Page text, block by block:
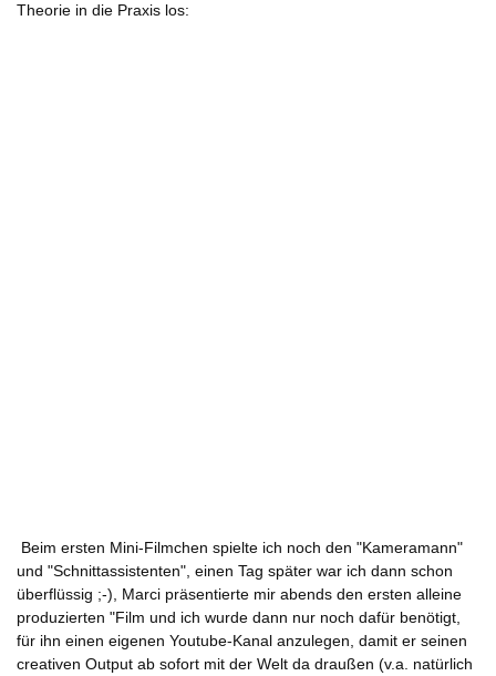
Theorie in die Praxis los:
Beim ersten Mini-Filmchen spielte ich noch den "Kameramann"
und "Schnittassistenten", einen Tag später war ich dann schon
überflüssig ;-), Marci präsentierte mir abends den ersten alleine
produzierten "Film und ich wurde dann nur noch dafür benötigt,
für ihn einen eigenen Youtube-Kanal anzulegen, damit er seinen
creativen Output ab sofort mit der Welt da draußen (v.a. natürlich